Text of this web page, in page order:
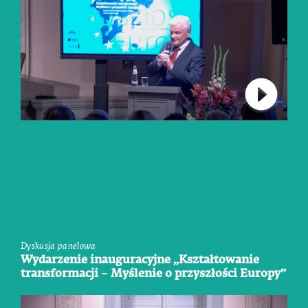
Dyskusja panelowa
Wydarzenie inauguracyjne „Kształtowanie
transformacji – Myślenie o przyszłości Europy”